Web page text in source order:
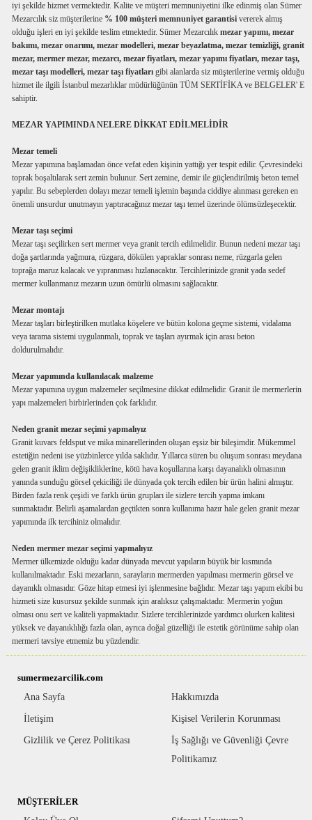
iyi şekilde hizmet vermektedir. Kalite ve müşteri memnuniyetini ilke edinmiş olan Sümer
Mezarcılık siz müşterilerine % 100 müşteri memnuniyet garantisi vererek almış
olduğu işleri en iyi şekilde teslim etmektedir. Sümer Mezarcılıkmezar yapımı, mezar
bakımı, mezar onarımı, mezar modelleri, mezar beyazlatma, mezar temizliği, granit
mezar, mermer mezar, mezarcı, mezar fiyatları, mezar yapımı fiyatları, mezar taşı,
mezar taşı modelleri, mezar taşı fiyatları gibi alanlarda siz müşterilerine vermiş olduğu
hizmet ile ilgili İstanbul mezarlıklar müdürlüğünün TÜM SERTİFİKA ve BELGELER' E
sahiptir.
MEZAR YAPIMINDA NELERE DİKKAT EDİLMELİDİR
Mezar temeli
Mezar yapımına başlamadan önce vefat eden kişinin yattığı yer tespit edilir. Çevresindeki
toprak boşaltılarak sert zemin bulunur. Sert zemine, demir ile güçlendirilmiş beton temel
yapılır. Bu sebeplerden dolayı mezar temeli işlemin başında ciddiye alınması gereken en
önemli unsurdur unutmayın yaptıracağınız mezar taşı temel üzerinde ölümsüzleşecektir.
Mezar taşı seçimi
Mezar taşı seçilirken sert mermer veya granit tercih edilmelidir. Bunun nedeni mezar taşı
doğa şartlarında yağmura, rüzgara, dökülen yapraklar sonrası neme, rüzgarla gelen
toprağa maruz kalacak ve yıpranması hızlanacaktır. Tercihlerinizde granit yada sedef
mermer kullanmanız mezarın uzun ömürlü olmasını sağlacaktır.
Mezar montajı
Mezar taşları birleştirilken mutlaka köşelere ve bütün kolona geçme sistemi, vidalama
veya tarama sistemi uygulanmalı, toprak ve taşları ayırmak için arası beton
doldurulmalıdır.
Mezar yapımında kullanılacak malzeme
Mezar yapımına uygun malzemeler seçilmesine dikkat edilmelidir. Granit ile mermerlerin
yapı malzemeleri birbirlerinden çok farklıdır.
Neden granit mezar seçimi yapmalıyız
Granit kuvars feldsput ve mika minarellerinden oluşan eşsiz bir bileşimdir. Mükemmel
estetiğin nedeni ise yüzbinlerce yılda saklıdır. Yıllarca süren bu oluşum sonrası meydana
gelen granit iklim değişikliklerine, kötü hava koşullarına karşı dayanalıklı olmasının
yanında sunduğu görsel çekiciliği ile dünyada çok tercih edilen bir ürün halini almıştır.
Birden fazla renk çeşidi ve farklı ürün grupları ile sizlere tercih yapma imkanı
sunmaktadır. Belirli aşamalardan geçtikten sonra kullanıma hazır hale gelen granit mezar
yapımında ilk tercihiniz olmalıdır.
Neden mermer mezar seçimi yapmalıyız
Mermer ülkemizde olduğu kadar dünyada mevcut yapıların büyük bir kısmında
kullanılmaktadır. Eski mezarların, sarayların mermerden yapılması mermerin görsel ve
dayanıklı olmasıdır. Göze hitap etmesi iyi işlenmesine bağlıdır. Mezar taşı yapım ekibi bu
hizmeti size kusursuz şekilde sunmak için aralıksız çalışmaktadır. Mermerin yoğun
olması onu sert ve kaliteli yapmaktadır. Sizlere tercihlerinizde yardımcı olurken kalitesi
yüksek ve dayanıklılığı fazla olan, ayrıca doğal güzelliği ile estetik görünüme sahip olan
mermeri tavsiye etmemiz bu yüzdendir.
sumermezarcilik.com
Ana Sayfa
Hakkımızda
İletişim Kişisel Verilerin Korunması
Gizlilik ve Çerez Politikası
İş Sağlığı ve Güvenliği Çevre
Politikamız
MÜŞTERİLER